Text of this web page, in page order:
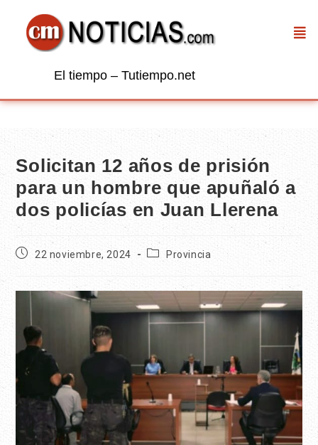
El tiempo – Tutiempo.net
Solicitan 12 años de prisión
para un hombre que apuñaló a
dos policías en Juan Llerena
22 noviembre, 2024 Provincia